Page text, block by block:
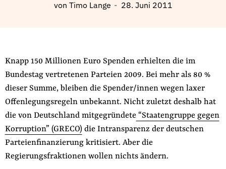
Newsletter
Appelle unterzeichnen
Kontakt
Impressum
Suche
von Timo Lange 28. Juni 2011
Knapp 150 Millionen Euro Spenden erhielten die im
Bundestag vertretenen Parteien 2009. Bei mehr als 80 %
dieser Summe, bleiben die Spender/innen wegen laxer
Offenlegungsregeln unbekannt. Nicht zuletzt deshalb hat
die von Deutschland mitgegründete“Staatengruppe gegen
Korruption” (GRECO) die Intransparenz der deutschen
Parteienfinanzierung kritisiert. Aber die
Regierungsfraktionen wollen nichts ändern.